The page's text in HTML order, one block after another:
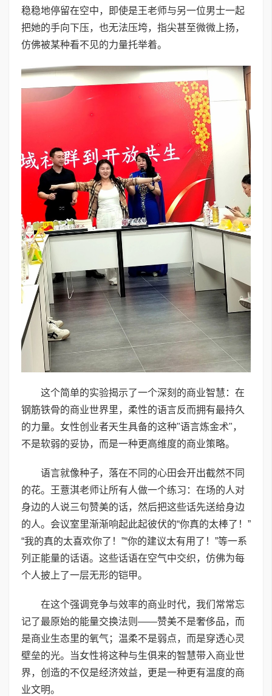
稳稳地停留在空中，即使是王老师与另一位男士一起
把她的手向下压，也无法压垮，指尖甚至微微上扬，
仿佛被某种看不见的力量托举着。
这个简单的实验揭示了一个深刻的商业智慧：在
钢筋铁骨的商业世界里，柔性的语言反而拥有最持久
的力量。女性创业者天生具备的这种"语言炼金术"，
不是软弱的妥协，而是一种更高维度的商业策略。
语言就像种子，落在不同的心田会开出截然不同
的花。王薏淇老师让所有人做一个练习：在场的人对
身边的人说三句赞美的话，然后把这些话先送给身边
的人。会议室里渐渐响起此起彼伏的“你真的太棒了！”
“我的真的太喜欢你了！”“你的建议太有用了！”等一系
列正能量的话语。这些话语在空气中交织，仿佛为每
个人披上了一层无形的铠甲。
在这个强调竞争与效率的商业时代，我们常常忘
记了最原始的能量交换法则——赞美不是奢侈品，而
是商业生态里的氧气；温柔不是弱点，而是穿透心灵
壁垒的光。当女性将这种与生俱来的智慧带入商业世
界，创造的不仅是经济效益，更是一种更有温度的商
业文明。